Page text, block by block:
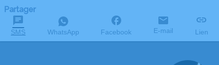
Partager
SMS WhatsApp Facebook E-mail Lien